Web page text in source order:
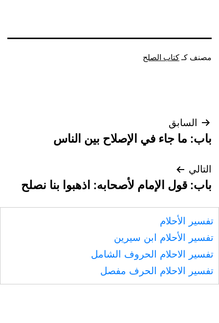
مصنف كـ كتاب الصلح
تصفّح
المقالات
السابق
باب: ما جاء في الإصلاح بين الناس
التالي
باب: قول الإمام لأصحابه: اذهبوا بنا نصلح
تفسير الأحلام
تفسير الأحلام ابن سيرين
تفسير الاحلام الحروف الشامل
تفسير الاحلام الحرف مفصل